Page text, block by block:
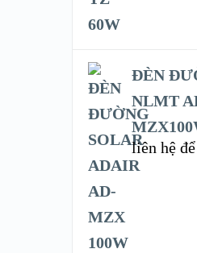
ĐÈN
NLMT
liên hệ